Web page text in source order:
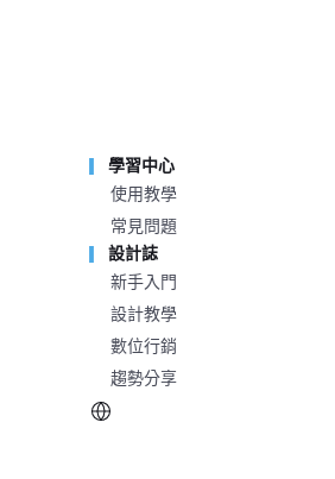
學習中心
使用教學
常見問題
設計誌
新手入門
設計教學
數位行銷
趨勢分享